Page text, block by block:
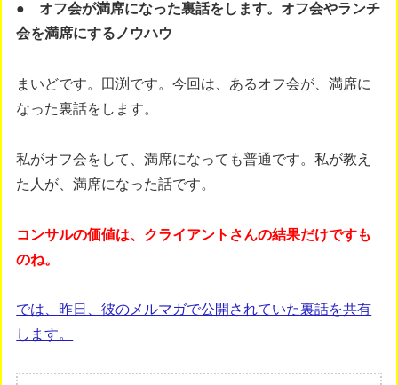
● オフ会が満席になった裏話をします。オフ会やランチ
会を満席にするノウハウ
まいどです。田渕です。今回は、あるオフ会が、満席に
なった裏話をします。
私がオフ会をして、満席になっても普通です。私が教え
た人が、満席になった話です。
コンサルの価値は、クライアントさんの結果だけですも
のね。
では、昨日、彼のメルマガで公開されていた裏話を共有
します。